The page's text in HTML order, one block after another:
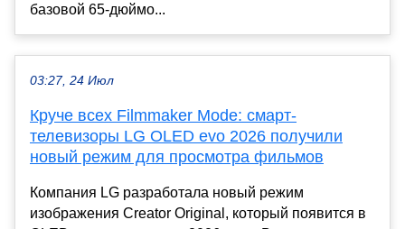
базовой 65-дюймо...
03:27, 24 Июл
Круче всех Filmmaker Mode: смарт-
телевизоры LG OLED evo 2026 получили
новый режим для просмотра фильмов
Компания LG разработала новый режим
изображения Creator Original, который появится в